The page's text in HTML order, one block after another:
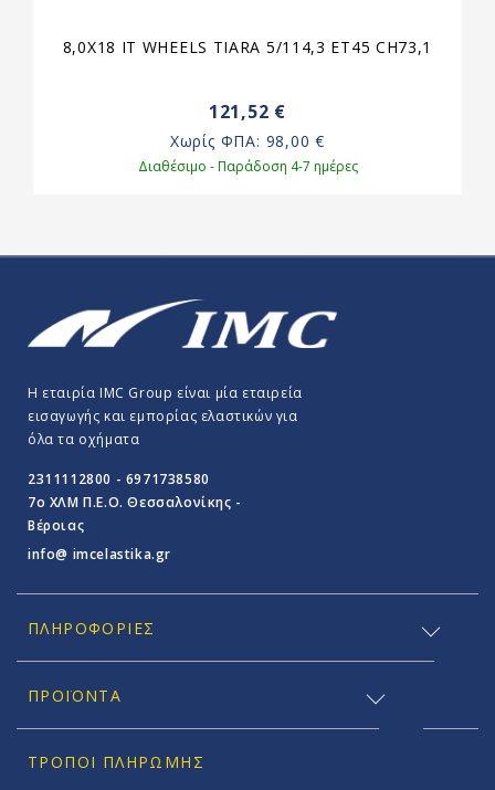
8,0X18 IT WHEELS TIARA 5/114,3 ET45 CH73,1
121,52 €
Χωρίς ΦΠΑ: 98,00 €
Διαθέσιμο - Παράδοση 4-7 ημέρες
Η εταιρία IMC Group είναι μία εταιρεία
εισαγωγής και εμπορίας ελαστικών για
όλα τα οχήματα
2311112800 - 6971738580
7o ΧΛΜ Π.E.O. Θεσσαλονίκης -
Βέροιας
info@ imcelastika.gr
ΠΛΗΡΟΦΟΡΊΕΣ
ΠΡΟΪΟΝΤΑ
ΤΡΌΠΟΙ ΠΛΗΡΩΜΉΣ